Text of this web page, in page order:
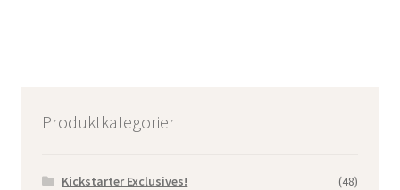
Produktkategorier
Kickstarter Exclusives!
(48)